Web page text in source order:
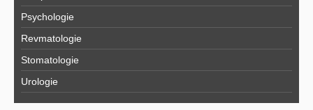
Psychologie
Revmatologie
Stomatologie
Urologie